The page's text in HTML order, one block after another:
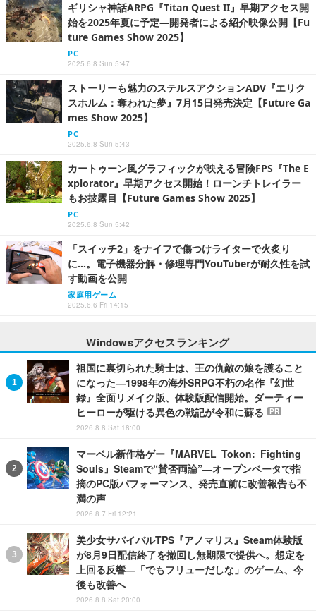
ギリシャ神話ARPG『Titan Quest II』早期アクセス開
始を2025年夏に予定―開発者による紹介映像公開【Fu
ture Games Show 2025】
PC
2025.6.8 Sun 5:47
ストーリーも魅力のステルスアクションADV『エリク
スホルム：奪われた夢』7月15日発売決定【Future Ga
mes Show 2025】
PC
2025.6.8 Sun 5:43
カートゥーン風グラフィックが映える冒険FPS『The E
xplorator』早期アクセス開始！ローンチトレイラー
もお披露目【Future Games Show 2025】
PC
2025.6.8 Sun 5:42
「スイッチ2」をナイフで傷つけライターで火炙り
に…。電子機器分解・修理専門YouTuberが耐久性を試
す動画を公開
家庭用ゲーム
2025.6.6 Fri 14:15
Windowsアクセスランキング
祖国に裏切られた騎士は、王の仇敵の娘を護ること
になった―1998年の海外SRPG不朽の名作『幻世
録』全面リメイク版、体験版配信開始。ダーティー
ヒーローが駆ける異色の戦記が令和に蘇る
PR
2026.8.8 Sat 18:00
マーベル新作格ゲー『MARVEL Tōkon: Fighting
Souls』Steamで“賛否両論”―オープンベータで指
摘のPC版パフォーマンス、発売直前に改善報告も不
満の声
2026.8.7 Fri 12:21
美少女サバイバルTPS『アノマリス』Steam体験版
が8月9日配信終了を撤回し無期限で提供へ。想定を
上回る反響―「でもフリューだしな」のゲーム、今
後も改善へ
2026.8.8 Sat 20:00